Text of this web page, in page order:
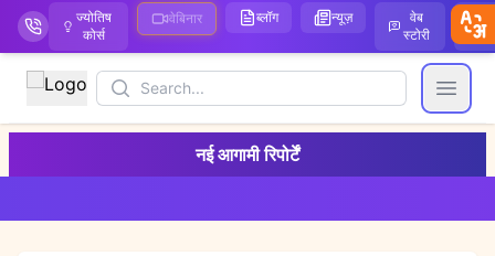
ज्योतिष
कोर्स
वेबिनार ब्लॉग न्यूज़
वेब
स्टोरी
Search
Open
नई आगामी रिपोर्टें